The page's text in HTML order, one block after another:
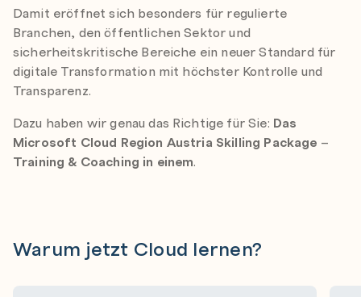
Damit eröffnet sich besonders für regulierte
Branchen, den öffentlichen Sektor und
sicherheitskritische Bereiche ein neuer Standard für
digitale Transformation mit höchster Kontrolle und
Transparenz.
Dazu haben wir genau das Richtige für Sie: Das
Microsoft Cloud Region Austria Skilling Package –
Training & Coaching in einem.
Warum jetzt Cloud lernen?